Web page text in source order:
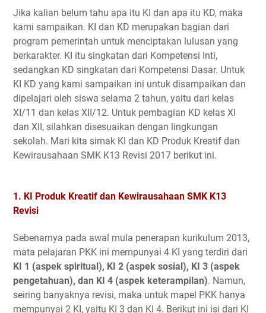
Jika kalian belum tahu apa itu KI dan apa itu KD, maka
kami sampaikan. KI dan KD merupakan bagian dari
program pemerintah untuk menciptakan lulusan yang
berkarakter. KI itu singkatan dari Kompetensi Inti,
sedangkan KD singkatan dari Kompetensi Dasar. Untuk
KI KD yang kami sampaikan ini untuk disampaikan dan
dipelajari oleh siswa selama 2 tahun, yaitu dari kelas
XI/11 dan kelas XII/12. Untuk pembagian KD kelas XI
dan XII, silahkan disesuaikan dengan lingkungan
sekolah. Mari kita simak KI dan KD Produk Kreatif dan
Kewirausahaan SMK K13 Revisi 2017 berikut ini.
1. KI Produk Kreatif dan Kewirausahaan SMK K13
Revisi
Sebenarnya pada awal mula penerapan kurikulum 2013,
mata pelajaran PKK ini mempunyai 4 KI yang terdiri dari
KI 1 (aspek spiritual), KI 2 (aspek sosial), KI 3 (aspek
pengetahuan), dan KI 4 (aspek keterampilan). Namun,
seiring banyaknya revisi, maka untuk mapel PKK hanya
mempunyai 2 KI, yaitu KI 3 dan KI 4. Berikut ini isi dari KI